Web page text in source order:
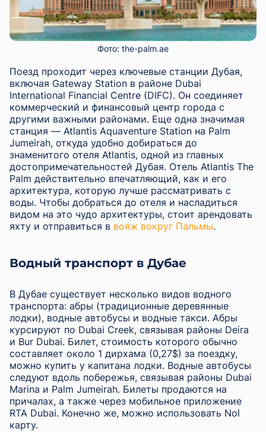
Фото: the-palm.ae
Поезд проходит через ключевые станции Дубая,
включая Gateway Station в районе Dubai
International Financial Centre (DIFC). Он соединяет
коммерческий и финансовый центр города с
другими важными районами. Еще одна значимая
станция — Atlantis Aquaventure Station на Palm
Jumeirah, откуда удобно добираться до
знаменитого отеля Atlantis, одной из главных
достопримечательностей Дубая. Отель Atlantis The
Palm действительно впечатляющий, как и его
архитектура, которую лучше рассматривать с
воды. Чтобы добраться до отеля и насладиться
видом на это чудо архитектуры, стоит арендовать
яхту и отправиться в вояж вокруг Пальмы.
Водный транспорт в Дубае
В Дубае существует несколько видов водного
транспорта: абры (традиционные деревянные
лодки), водные автобусы и водные такси. Абры
курсируют по Dubai Creek, связывая районы Deira
и Bur Dubai. Билет, стоимость которого обычно
составляет около 1 дирхама (0,27$) за поездку,
можно купить у капитана лодки. Водные автобусы
следуют вдоль побережья, связывая районы Dubai
Marina и Palm Jumeirah. Билеты продаются на
причалах, а также через мобильное приложение
RTA Dubai. Конечно же, можно использовать Nol
карту.